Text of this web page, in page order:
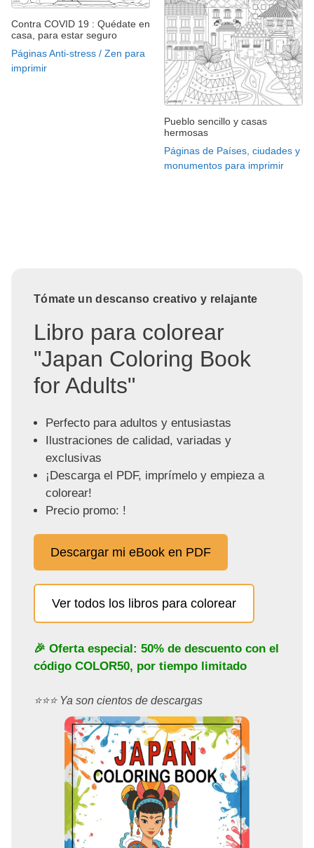
Contra COVID 19 : Quédate en
casa, para estar seguro
Páginas Anti-stress / Zen para
imprimir
Pueblo sencillo y casas
hermosas
Páginas de Países, ciudades y
monumentos para imprimir
Tómate un descanso creativo y relajante
Libro para colorear
"Japan Coloring Book
for Adults"
Perfecto para adultos y entusiastas
Ilustraciones de calidad, variadas y
exclusivas
¡Descarga el PDF, imprímelo y empieza a
colorear!
Precio promo: !
Descargar mi eBook en PDF
Ver todos los libros para colorear
🎉 Oferta especial: 50% de descuento con el
código COLOR50, por tiempo limitado
⭐️⭐️⭐️ Ya son cientos de descargas